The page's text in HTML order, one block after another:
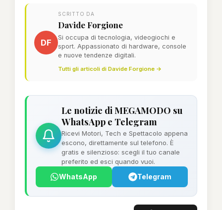
DF
SCRITTO DA
Davide Forgione
Si occupa di tecnologia, videogiochi e
sport. Appassionato di hardware, console
e nuove tendenze digitali.
Tutti gli articoli di Davide Forgione →
Le notizie di MEGAMODO su
WhatsApp e Telegram
Ricevi Motori, Tech e Spettacolo appena
escono, direttamente sul telefono. È
gratis e silenzioso: scegli il tuo canale
preferito ed esci quando vuoi.
WhatsApp Telegram